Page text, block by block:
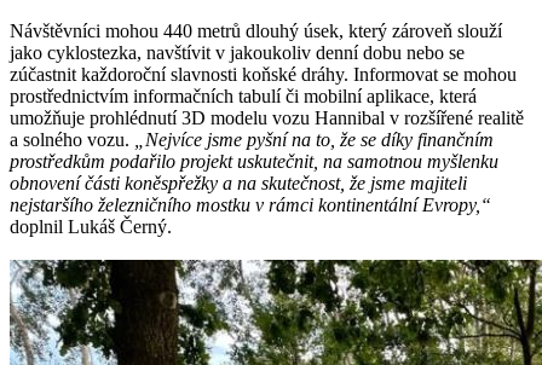
Návštěvníci mohou 440 metrů dlouhý úsek, který zároveň slouží
jako cyklostezka, navštívit v jakoukoliv denní dobu nebo se
zúčastnit každoroční slavnosti koňské dráhy. Informovat se mohou
prostřednictvím informačních tabulí či mobilní aplikace, která
umožňuje prohlédnutí 3D modelu vozu Hannibal v rozšířené realitě
a solného vozu.
„Nejvíce jsme pyšní na to, že se díky finančním
prostředkům podařilo projekt uskutečnit, na samotnou myšlenku
obnovení části koněspřežky a na skutečnost, že jsme majiteli
nejstaršího železničního mostku v rámci kontinentální Evropy,“
doplnil Lukáš Černý.